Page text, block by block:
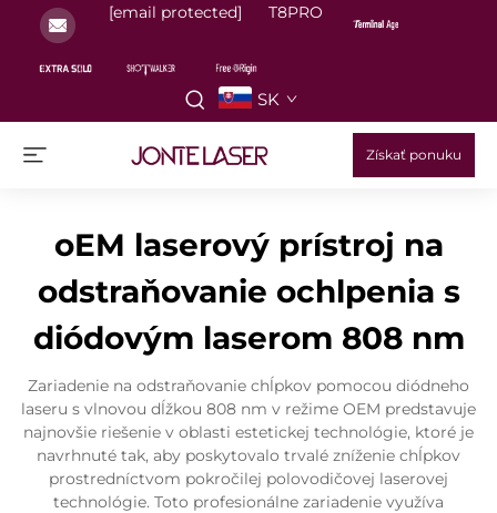
[email protected] T8PRO
SK
Získať ponuku
oEM laserový prístroj na
odstraňovanie ochlpenia s
diódovým laserom 808 nm
Zariadenie na odstraňovanie chĺpkov pomocou diódneho
laseru s vlnovou dĺžkou 808 nm v režime OEM predstavuje
najnovšie riešenie v oblasti estetickej technológie, ktoré je
navrhnuté tak, aby poskytovalo trvalé zníženie chĺpkov
prostredníctvom pokročilej polovodičovej laserovej
technológie. Toto profesionálne zariadenie využíva